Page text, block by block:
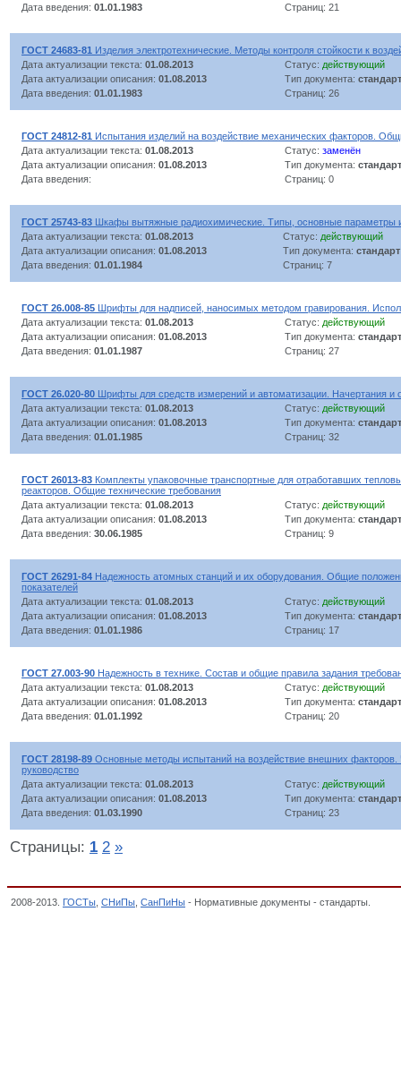
Дата введения: 01.01.1983 Страниц: 21
ГОСТ 24683-81 Изделия электротехнические. Методы контроля стойкости к
Дата актуализации текста: 01.08.2013 Статус: действующий
Дата актуализации описания: 01.08.2013 Тип документа: стандарт
Дата введения: 01.01.1983 Страниц: 26
ГОСТ 24812-81 Испытания изделий на воздействие механических факторов.
Дата актуализации текста: 01.08.2013 Статус: заменён
Дата актуализации описания: 01.08.2013 Тип документа: стандарт
Дата введения:
Страниц: 0
ГОСТ 25743-83 Шкафы вытяжные радиохимические. Типы, основные параметры
Дата актуализации текста: 01.08.2013 Статус: действующий
Дата актуализации описания: 01.08.2013 Тип документа: стандарт
Дата введения: 01.01.1984 Страниц: 7
ГОСТ 26.008-85 Шрифты для надписей, наносимых методом гравирования.
Дата актуализации текста: 01.08.2013 Статус: действующий
Дата актуализации описания: 01.08.2013 Тип документа: стандарт
Дата введения: 01.01.1987 Страниц: 27
ГОСТ 26.020-80 Шрифты для средств измерений и автоматизации. Начертания и
Дата актуализации текста: 01.08.2013 Статус: действующий
Дата актуализации описания: 01.08.2013 Тип документа: стандарт
Дата введения: 01.01.1985 Страниц: 32
ГОСТ 26013-83 Комплекты упаковочные транспортные для отработавших
реакторов. Общие технические требования
Дата актуализации текста: 01.08.2013 Статус: действующий
Дата актуализации описания: 01.08.2013 Тип документа: стандарт
Дата введения: 30.06.1985 Страниц: 9
ГОСТ 26291-84 Надежность атомных станций и их оборудования. Общие
показателей
Дата актуализации текста: 01.08.2013 Статус: действующий
Дата актуализации описания: 01.08.2013 Тип документа: стандарт
Дата введения: 01.01.1986 Страниц: 17
ГОСТ 27.003-90 Надежность в технике. Состав и общие правила задания
Дата актуализации текста: 01.08.2013 Статус: действующий
Дата актуализации описания: 01.08.2013 Тип документа: стандарт
Дата введения: 01.01.1992 Страниц: 20
ГОСТ 28198-89 Основные методы испытаний на воздействие внешних
руководство
Дата актуализации текста: 01.08.2013 Статус: действующий
Дата актуализации описания: 01.08.2013 Тип документа: стандарт
Дата введения: 01.03.1990 Страниц: 23
Страницы: 1 2 »
2008-2013. ГОСТы СНиПы СанПиНы - Нормативные документы - стандарты.